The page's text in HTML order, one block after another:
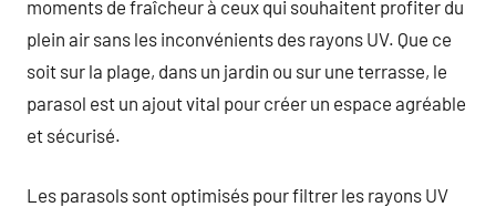
moments de fraîcheur à ceux qui souhaitent profiter du
plein air sans les inconvénients des rayons UV. Que ce
soit sur la plage, dans un jardin ou sur une terrasse, le
parasol est un ajout vital pour créer un espace agréable
et sécurisé.
Les parasols sont optimisés pour filtrer les rayons UV